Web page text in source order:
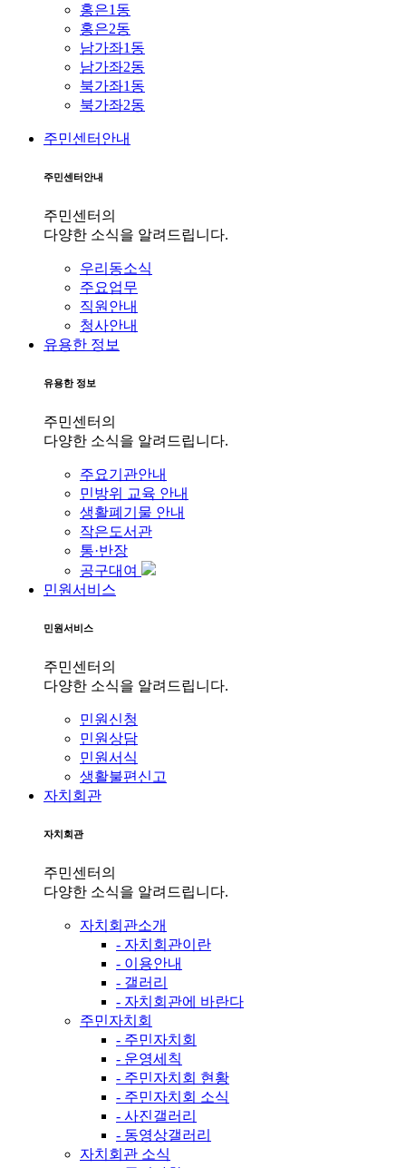
홍은1동
홍은2동
남가좌1동
남가좌2동
북가좌1동
북가좌2동
주민센터안내
주민센터안내
주민센터의
다양한 소식을 알려드립니다.
우리동소식
주요업무
직원안내
청사안내
유용한 정보
유용한 정보
주민센터의
다양한 소식을 알려드립니다.
주요기관안내
민방위 교육 안내
생활폐기물 안내
작은도서관
통·반장
공구대여
민원서비스
민원서비스
주민센터의
다양한 소식을 알려드립니다.
민원신청
민원상담
민원서식
생활불편신고
자치회관
자치회관
주민센터의
다양한 소식을 알려드립니다.
자치회관소개
- 자치회관이란
- 이용안내
- 갤러리
- 자치회관에 바란다
주민자치회
- 주민자치회
- 운영세칙
- 주민자치회 현황
- 주민자치회 소식
- 사진갤러리
- 동영상갤러리
자치회관 소식